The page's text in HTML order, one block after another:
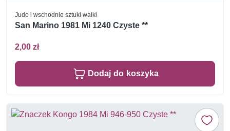
Judo i wschodnie sztuki walki
San Marino 1981 Mi 1240 Czyste **
2,00 zł
Dodaj do koszyka